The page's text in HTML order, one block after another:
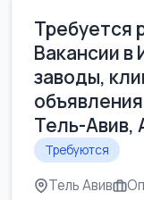
Требуется
Вакансии в
заводы,
Тель-
Требуются
Тель Авив